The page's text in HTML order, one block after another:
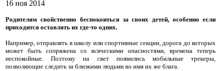
16 ноя 2014
Родителям свойственно беспокоиться за своих детей, особенно если
приходится оставлять их где-то одних.
Например, отправлять в школу или спортивные секции, дорога до которых
может быть сопряжена со всяческими опасностями, времена теперь
неспокойные. Поэтому на свет появились мобильные трекеры,
позволяющие следить за близкими людьми во имя их же блага.